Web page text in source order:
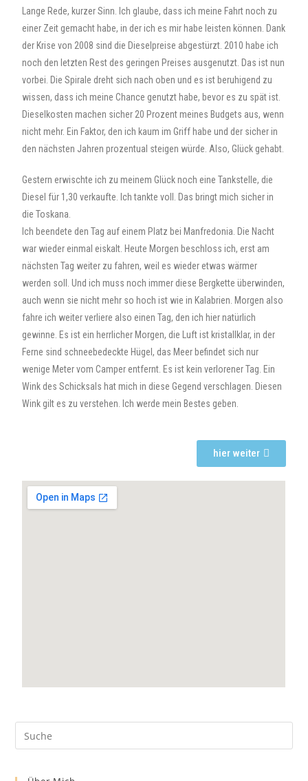
Lange Rede, kurzer Sinn. Ich glaube, dass ich meine Fahrt noch zu
einer Zeit gemacht habe, in der ich es mir habe leisten können. Dank
der Krise von 2008 sind die Dieselpreise abgestürzt. 2010 habe ich
noch den letzten Rest des geringen Preises ausgenutzt. Das ist nun
vorbei. Die Spirale dreht sich nach oben und es ist beruhigend zu
wissen, dass ich meine Chance genutzt habe, bevor es zu spät ist.
Dieselkosten machen sicher 20 Prozent meines Budgets aus, wenn
nicht mehr. Ein Faktor, den ich kaum im Griff habe und der sicher in
den nächsten Jahren prozentual steigen würde. Also, Glück gehabt.
Gestern erwischte ich zu meinem Glück noch eine Tankstelle, die
Diesel für 1,30 verkaufte. Ich tankte voll. Das bringt mich sicher in
die Toskana.
Ich beendete den Tag auf einem Platz bei Manfredonia. Die Nacht
war wieder einmal eiskalt. Heute Morgen beschloss ich, erst am
nächsten Tag weiter zu fahren, weil es wieder etwas wärmer
werden soll. Und ich muss noch immer diese Bergkette überwinden,
auch wenn sie nicht mehr so hoch ist wie in Kalabrien. Morgen also
fahre ich weiter verliere also einen Tag, den ich hier natürlich
gewinne. Es ist ein herrlicher Morgen, die Luft ist kristallklar, in der
Ferne sind schneebedeckte Hügel, das Meer befindet sich nur
wenige Meter vom Camper entfernt. Es ist kein verlorener Tag. Ein
Wink des Schicksals hat mich in diese Gegend verschlagen. Diesen
Wink gilt es zu verstehen. Ich werde mein Bestes geben.
hier weiter